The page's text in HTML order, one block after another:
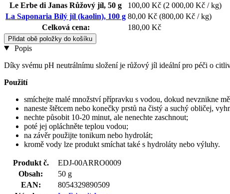
Le Erbe di Janas Růžový jíl, 50 g 100,00 Kč (2 000,00 Kč / kg)
La Saponaria Bílý jíl (kaolin), 100 g 80,00 Kč (800,00 Kč / kg)
Celková cena:
180,00 Kč
Přidat obě položky do košíku
Popis
Díky svému pH neutrálnímu složení je růžový jíl ideální pro péči o
Použití
smíchejte malé množství přípravku s vodou, dokud nevznikne
naneste štětcem nebo konečky prstů na čistý a suchý obličej,
nechte působit 10-20 minut, ale nenechte zaschnout;
poté jej opláchněte teplou vodou;
na závěr použijte tonikum nebo hydrolát;
kromě vody lze produkt smíchat také s hydroláty nebo výluhy.
Produkt č.
EDJ-00ARRO0009
Obsah:
50 g
EAN:
8054329890509